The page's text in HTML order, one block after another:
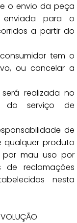
o envio da peça
para o
a partir do
tem o
ou cancelar a
realizada no
do serviço de
de
produto
mau uso por
de reclamações
nesta